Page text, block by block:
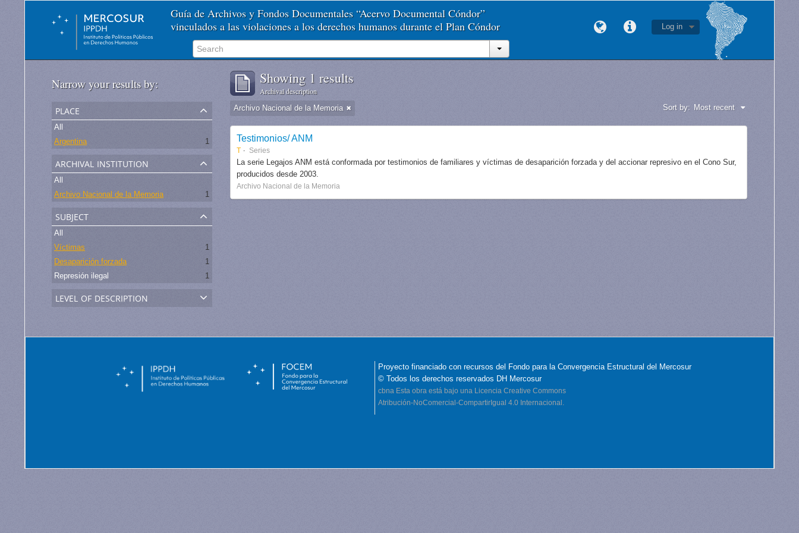
Guía de Archivos y Fondos Documentales “Acervo Documental Cóndor”
vinculados a las violaciones a los derechos humanos durante el Plan Cóndor
Log in
Narrow your results by:
place
All
Argentina
1
archival institution
All
Archivo Nacional de la Memoria
1
subject
All
Víctimas
1
Desaparición forzada
1
Represión ilegal
1
level of description
Showing 1 results
Archival description
Archivo Nacional de la Memoria Sort by: Most recent
Testimonios/ ANM
T Series
La serie Legajos ANM está conformada por testimonios de familiares y víctimas de desaparición forzada y del accionar represivo en el Cono Sur,
producidos desde 2003.
Archivo Nacional de la Memoria
Proyecto financiado con recursos del Fondo para la Convergencia Estructural del Mercosur
© Todos los derechos reservados DH Mercosur
cbna Esta obra está bajo una Licencia Creative Commons
Atribución-NoComercial-CompartirIgual 4.0 Internacional.